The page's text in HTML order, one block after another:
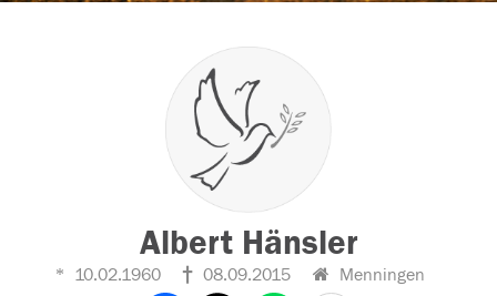
Albert Hänsler
10.02.1960 08.09.2015 Menningen